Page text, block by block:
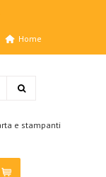
Home